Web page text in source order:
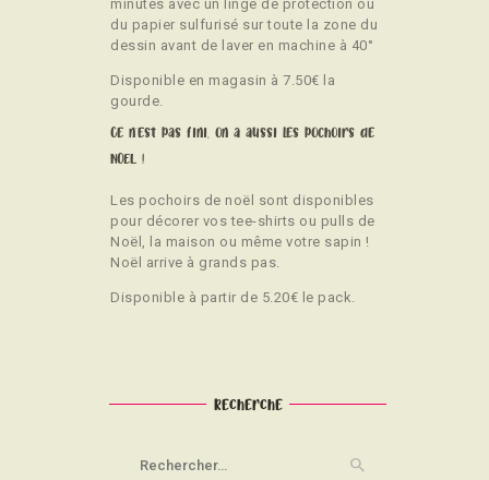
minutes avec un linge de protection ou
du papier sulfurisé sur toute la zone du
dessin avant de laver en machine à 40°
Disponible en magasin à 7.50€ la
gourde.
Ce n'est pas fini, on a aussi les pochoirs de
NOEL !
Les pochoirs de noël sont disponibles
pour décorer vos tee-shirts ou pulls de
Noël, la maison ou même votre sapin !
Noël arrive à grands pas.
Disponible à partir de 5.20€ le pack.
Recherche